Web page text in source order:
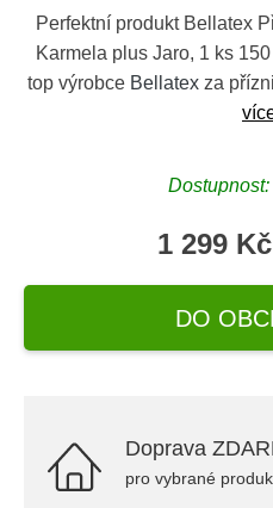
Perfektní produkt Bellatex
Karmela plus Jaro, 1 ks
top výrobce Bellatex za
1 299 Kč
DO
Doprava
pro vybrané